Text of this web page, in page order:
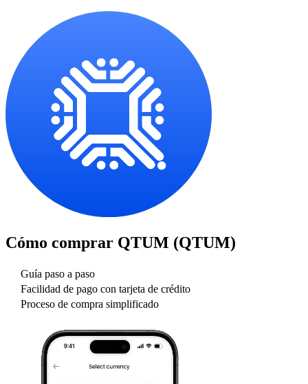
Cómo comprar QTUM (QTUM)
Guía paso a paso
Facilidad de pago con tarjeta de crédito
Proceso de compra simplificado